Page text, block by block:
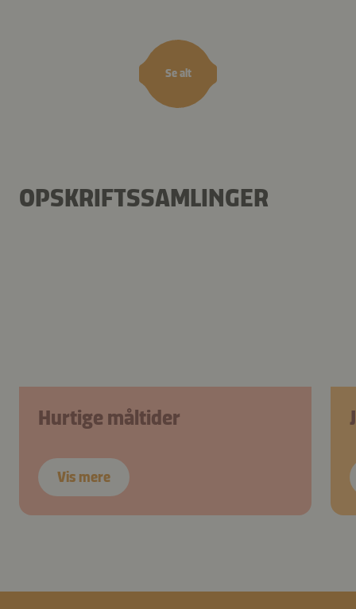
Se alt
OPSKRIFTSSAMLINGER
Hurtige måltider
Vis mere